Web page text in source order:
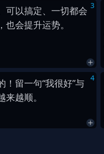
3
可以搞定、 一切都会
， 也会提升运势。
4
！ 留一句“我很好”与
来越顺。